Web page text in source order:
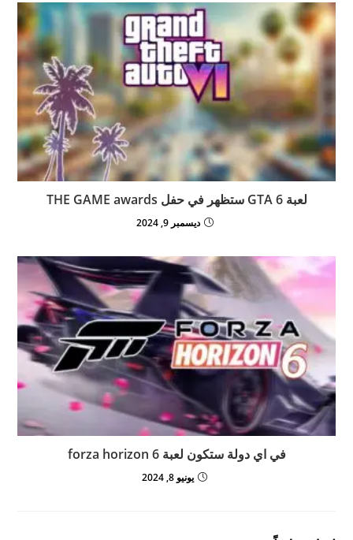
لعبة GTA 6 ستظهر في حفل THE GAME awards
ديسمبر 9, 2024
في اي دولة ستكون لعبة forza horizon 6
يونيو 8, 2024